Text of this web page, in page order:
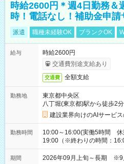
時給2600円＊週4日勤務＆
時！電話なし！補助金申請
派遣 職種未経験OK ブランクOK
給与
時給2600円
交通費別途支給あり
交通費 全額支給
勤務地
東京都中央区
八丁堀(東京都)駅から徒歩2分
建設業界向けのAIサービ
勤務時間
10:00～16:00(実働5時間
19:00（※終わりの時間：
期間 2026年09月上旬～長期 ※9